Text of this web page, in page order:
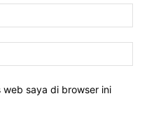
web saya di browser ini